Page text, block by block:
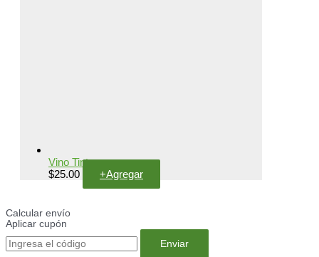
Vino Tinto
$25.00 +Agregar
Calcular envío
Aplicar cupón
Enviar